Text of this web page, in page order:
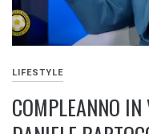
LIFESTYLE
COMPLEANNO